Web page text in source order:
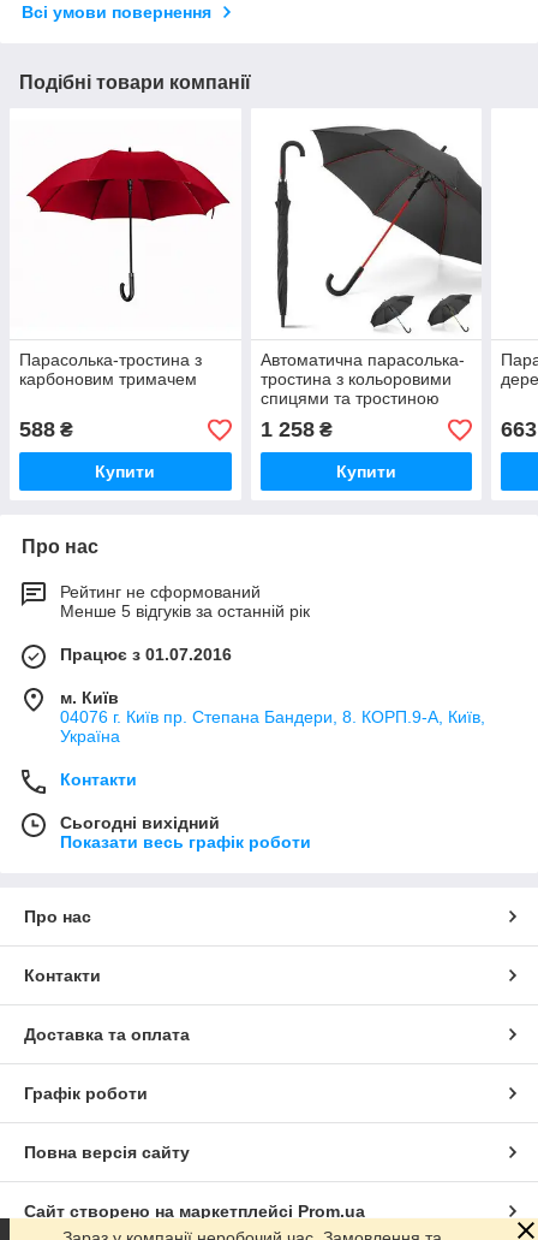
Всі умови повернення
Подібні товари компанії
Парасолька-тростина з
карбоновим тримачем
588 ₴
Купити
Автоматична парасолька-
тростина з кольоровими
спицями та тростиною
1 258₴
Купити
663
Про нас
Рейтинг не сформований
Менше 5 відгуків за останній рік
Працює з 01.07.2016
м. Київ
04076 г. Київ пр. Степана Бандери, 8. КОРП.9-А, Київ,
Україна
Контакти
Сьогодні вихідний
Показати весь графік роботи
Про нас
Контакти
Доставка та оплата
Графік роботи
Повна версія сайту
Сайт створено на маркетплейсі Prom.ua